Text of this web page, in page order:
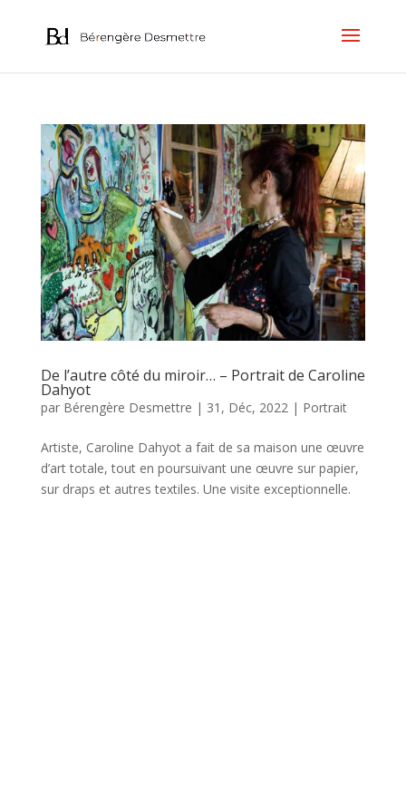
De l’autre côté du miroir… – Portrait de Caroline
Dahyot
par Bérengère Desmettre | 31, Déc, 2022| Portrait
Artiste, Caroline Dahyot a fait de sa maison une œuvre
d’art totale, tout en poursuivant une œuvre sur papier,
sur draps et autres textiles. Une visite exceptionnelle.